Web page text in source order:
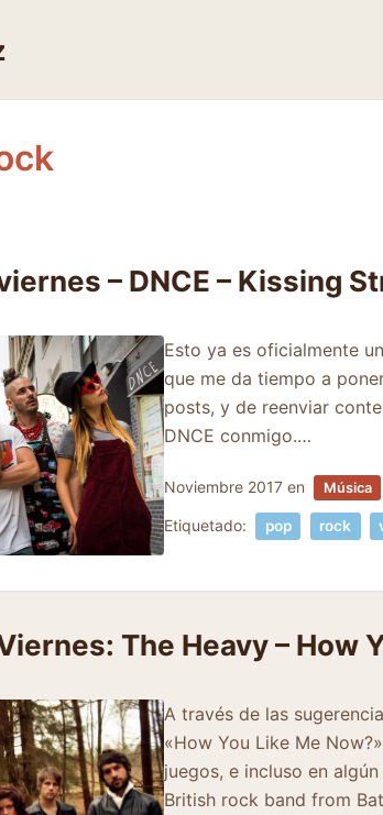
– DNCE – Kissing
Esto ya es oficialmente
que me da tiempo a
posts, y de reenviar
DNCE conmigo.…
Noviembre 2017 en Música
Etiquetado: pop rock
The Heavy – How
A través de las
«How You Like Me
juegos, e incluso en
British rock band from